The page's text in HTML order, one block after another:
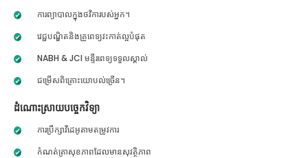
ការព្យាបាលក្នុងថវិការបស់អ្នក។
វេជ្ជបណ្ឌិតនិងគ្រូពេទ្យវះកាត់ល្អបំផុត
NABH & JCI មន្ទីរពេទ្យទទួលស្គាល់
ជម្រើសពិគ្រោះយោបល់ច្រើន។
ដំណោះស្រាយបច្ចេកវិទ្យា
ការប្រឹក្សាវីដេអូតាមតម្រូវការ
កំណត់ត្រាសុខភាពដែលមានសុវត្ថិភាព